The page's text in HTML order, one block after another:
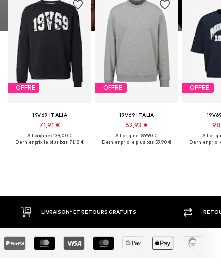
OFFRE
19V69 ITALIA
71,91 €
À l'origine : 139,00 €
Dernier prix le plus bas :71,18 €
OFFRE
19V69 ITALIA
62,93 €
À l'origine : 89,90 €
Dernier prix le plus bas :59,90 €
OFFRE
À
Dernier prix
LIVRAISON* ET RETOURS GRATUITS